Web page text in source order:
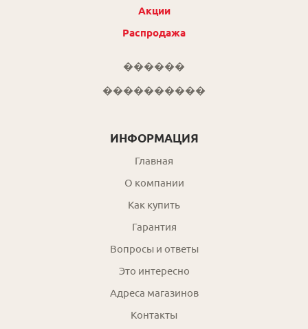
Акции
Распродажа
������
����������
ИНФОРМАЦИЯ
Главная
О компании
Как купить
Гарантия
Вопросы и ответы
Это интересно
Адреса магазинов
Контакты